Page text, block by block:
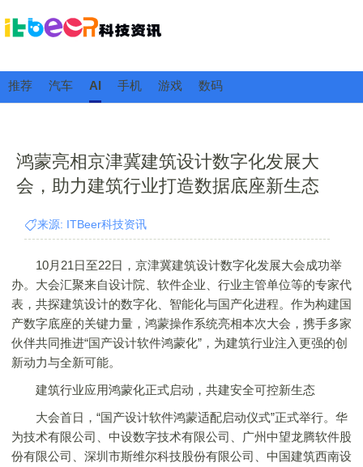
推荐 汽车 AI 手机 游戏 数码
鸿蒙亮相京津冀建筑设计数字化发展大
会，助力建筑行业打造数据底座新生态
来源: ITBeer科技资讯
10月21日至22日，京津冀建筑设计数字化发展大会成功举
办。大会汇聚来自设计院、软件企业、行业主管单位等的专家代
表，共探建筑设计的数字化、智能化与国产化进程。作为构建国
产数字底座的关键力量，鸿蒙操作系统亮相本次大会，携手多家
伙伴共同推进“国产设计软件鸿蒙化”，为建筑行业注入更强的创
新动力与全新可能。
建筑行业应用鸿蒙化正式启动，共建安全可控新生态
大会首日，“国产设计软件鸿蒙适配启动仪式”正式举行。华
为技术有限公司、中设数字技术有限公司、广州中望龙腾软件股
份有限公司、深圳市斯维尔科技股份有限公司、中国建筑西南设